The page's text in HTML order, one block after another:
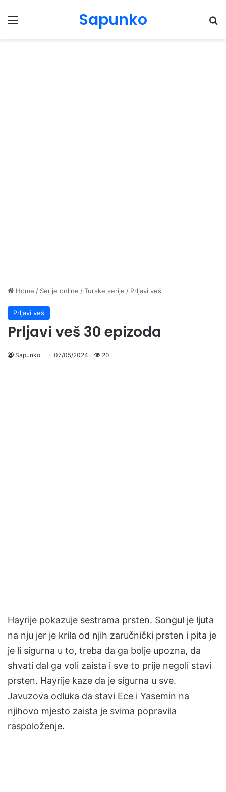
Menu Sapunko
Home / Serije online /Turske serije / Prljavi veš
Prljavi veš
Prljavi veš 30 epizoda
Sapunko 07/05/2024 20
Hayrije pokazuje sestrama prsten. Songul je ljuta
na nju jer je krila od njih zaručnički prsten i pita je
je li sigurna u to, treba da ga bolje upozna, da
shvati dal ga voli zaista i sve to prije negoli stavi
prsten. Hayrije kaze da je sigurna u sve.
Javuzova odluka da stavi Ece i Yasemin na
njihovo mjesto zaista je svima popravila
raspoloženje.